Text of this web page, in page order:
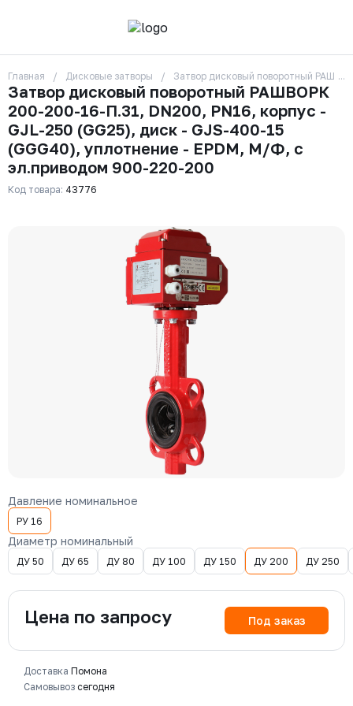
О компании
Контакты
Бренды
Отзывы
Сотрудники
Вакансии
Доставка
Оплата
+7 (495) 215-24-81zakaz325@ks-rus.com
Email для связи
Одинцово, Внуковская 9, пав. 31
Главная Дисковые затворы Затвор дисковый поворотный
Затвор дисковый поворотный РАШВОРК
200-200-16-П.31, DN200, PN16, корпус -
GJL-250 (GG25), диск - GJS-400-15
(GGG40), уплотнение - EPDM, М/Ф, с
эл.приводом 900-220-200
Код товара: 43776
Давление номинальное
РУ 16
Диаметр номинальный
ДУ 50 ДУ 65 ДУ 80 ДУ 100 ДУ 150 ДУ 200 ДУ 250
Цена по запросу Под заказ
Доставка Помона
Самовывоз сегодня